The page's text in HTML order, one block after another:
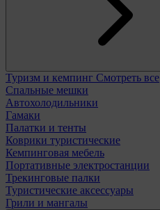
Туризм и кемпинг Смотреть все
Спальные мешки
Автохолодильники
Гамаки
Палатки и тенты
Коврики туристические
Кемпинговая мебель
Портативные электростанции
Трекинговые палки
Туристические аксессуары
Грили и мангалы